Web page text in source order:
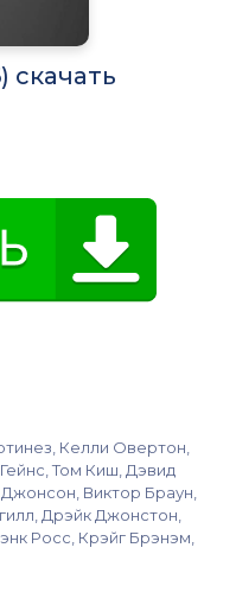
скачать
Келли Овертон,
Том Киш, Дэвид
Виктор Браун,
Дрэйк Джонстон,
Росс, Крэйг Брэнэм,